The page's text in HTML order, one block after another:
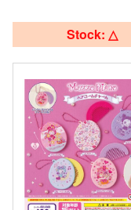
Stock: △